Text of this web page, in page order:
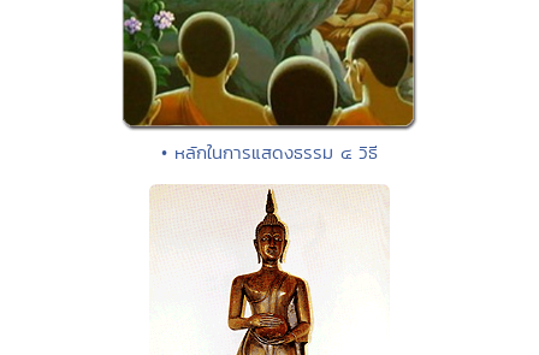
• หลักในการแสดงธรรม ๔ วิธี